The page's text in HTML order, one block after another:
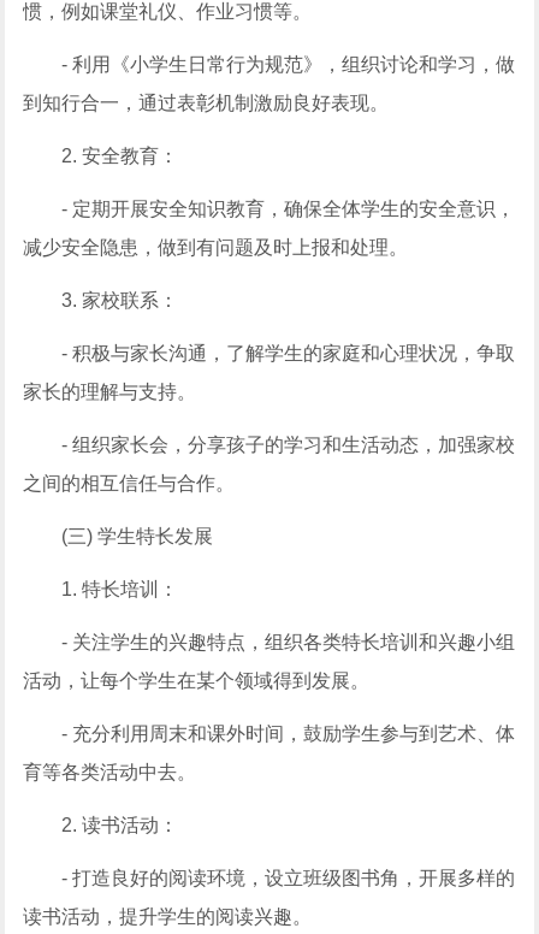
惯，例如课堂礼仪、作业习惯等。
- 利用《小学生日常行为规范》，组织讨论和学习，做
到知行合一，通过表彰机制激励良好表现。
2. 安全教育：
- 定期开展安全知识教育，确保全体学生的安全意识，
减少安全隐患，做到有问题及时上报和处理。
3. 家校联系：
- 积极与家长沟通，了解学生的家庭和心理状况，争取
家长的理解与支持。
- 组织家长会，分享孩子的学习和生活动态，加强家校
之间的相互信任与合作。
(三) 学生特长发展
1. 特长培训：
- 关注学生的兴趣特点，组织各类特长培训和兴趣小组
活动，让每个学生在某个领域得到发展。
- 充分利用周末和课外时间，鼓励学生参与到艺术、体
育等各类活动中去。
2. 读书活动：
- 打造良好的阅读环境，设立班级图书角，开展多样的
读书活动，提升学生的阅读兴趣。